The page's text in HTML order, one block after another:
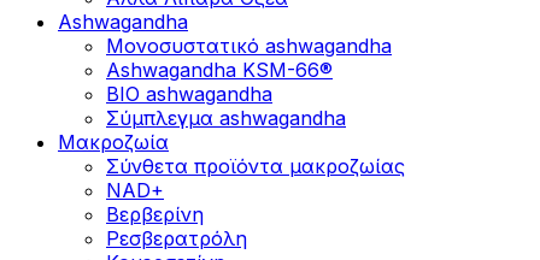
Ashwagandha
Μονοσυστατικό ashwagandha
Ashwagandha KSM-66®
BIO ashwagandha
Σύμπλεγμα ashwagandha
Μακροζωία
Σύνθετα προϊόντα μακροζωίας
NAD+
Βερβερίνη
Ρεσβερατρόλη